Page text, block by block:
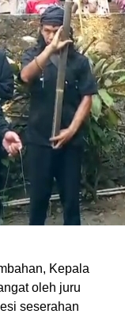
Kepala
oleh juru
seserahan